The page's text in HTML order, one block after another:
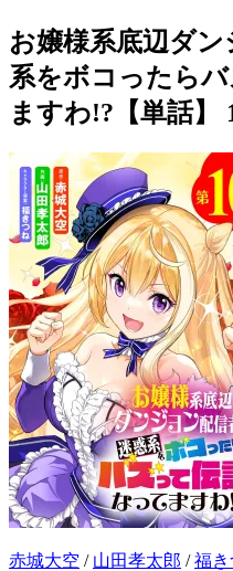
お嬢様系底辺ダ
系をボコったら
ますわ!?【単話】
赤城大空 / 山田孝太郎 /福き